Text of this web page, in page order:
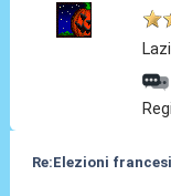
Re:Elezioni francesi